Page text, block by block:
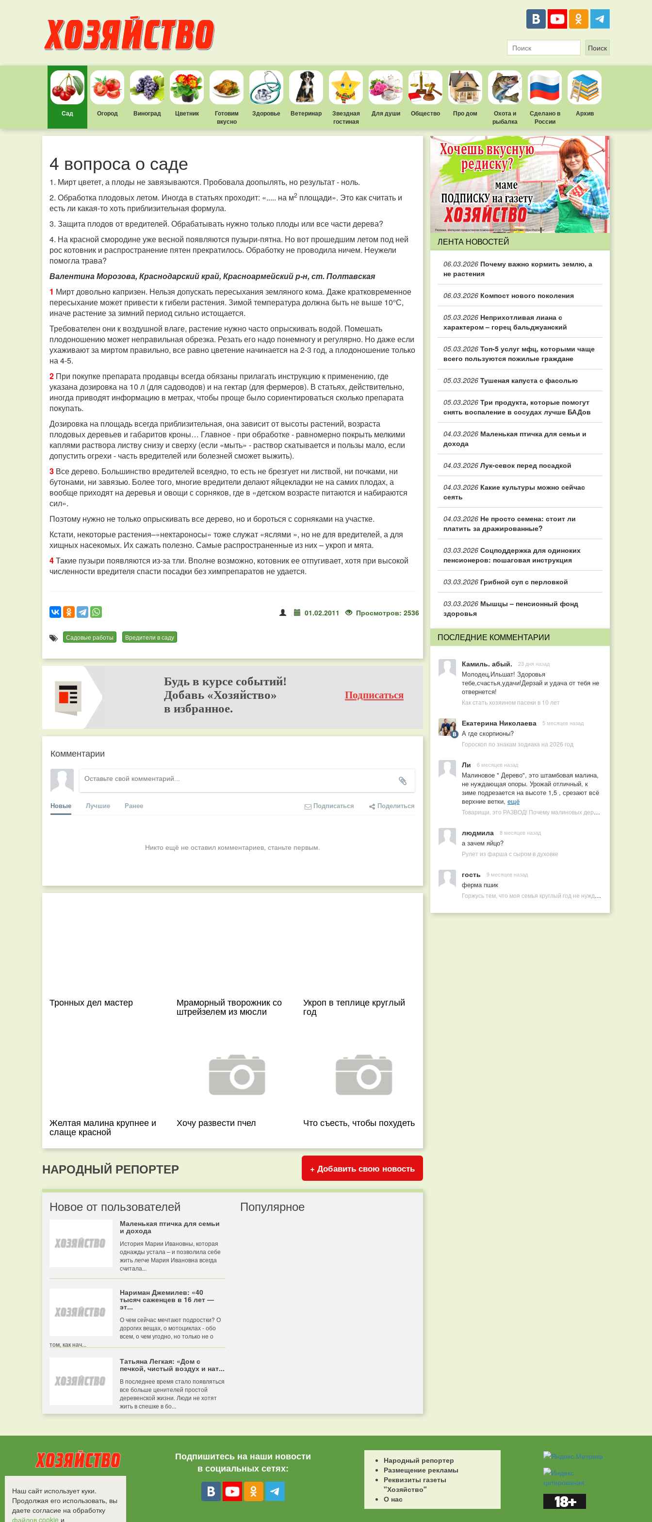
Сад Огород Виноград Цветник
Готовим
вкусно
Здоровье Ветеринар
Звездная
гостиная
Для души Общество Про дом
Охота и
рыбалка
Сделано в
России
Архив
4 вопроса о саде
1. Мирт цветет, а плоды не завязываются. Пробовала доопылять, но результат - ноль.
2. Обработка плодовых летом. Иногда в статьях проходит: «..... на м2 площади». Это как считать и
есть ли какая-то хоть приблизительная формула.
3. Защита плодов от вредителей. Обрабатывать нужно только плоды или все части дерева?
4. На красной смородине уже весной появляются пузыри-пятна. Но вот прошедшим летом под ней
рос котовник и распространение пятен прекратилось. Обработку не проводила ничем. Неужели
помогла трава?
Валентина Морозова, Краснодарский край, Красноармейский р-н, ст. Полтавская
1 Мирт довольно капризен. Нельзя допускать пересыхания земляного кома. Даже кратковременное
пересыхание может привести к гибели растения. Зимой температура должна быть не выше 10°С,
иначе растение за зимний период сильно истощается.
Требователен они к воздушной влаге, растение нужно часто опрыскивать водой. Помешать
плодоношению может неправильная обрезка. Резать его надо понемногу и регулярно. Но даже если
ухаживают за миртом правильно, все равно цветение начинается на 2-3 год, а плодоношение только
на 4-5.
2 При покупке препарата продавцы всегда обязаны прилагать инструкцию к применению, где
указана дозировка на 10 л (для садоводов) и на гектар (для фермеров). В статьях, действительно,
иногда приводят информацию в метрах, чтобы проще было сориентироваться сколько препарата
покупать.
Дозировка на площадь всегда приблизительная, она зависит от высоты растений, возраста
плодовых деревьев и габаритов кроны… Главное - при обработке - равномерно покрыть мелкими
каплями раствора листву снизу и сверху (если «мыть» - раствор скатывается и пользы мало, если
допустить огрехи - часть вредителей или болезней сможет выжить).
3 Все дерево. Большинство вредителей всеядно, то есть не брезгует ни листвой, ни почками, ни
бутонами, ни завязью. Более того, многие вредители делают яйцекладки не на самих плодах, а
вообще приходят на деревья и овощи с сорняков, где в «детском возрасте питаются и набираются
сил».
Поэтому нужно не только опрыскивать все дерево, но и бороться с сорняками на участке.
Кстати, некоторые растения–«нектароносы» тоже служат «яслями », но не для вредителей, а для
хищных насекомых. Их сажать полезно. Самые распространенные из них – укроп и мята.
4Такие пузыри появляются из-за тли. Вполне возможно, котовник ее отпугивает, хотя при высокой
численности вредителя спасти посадки без химпрепаратов не удается.
01.02.2011 Просмотров: 2536
Садовые работы Вредители в саду
Будь в курсе событий!
Добавь «Хозяйство»
в избранное.
Подписаться
Комментарии
Новые Лучшие Ранее Подписаться Поделиться
Никто ещё не оставил комментариев, станьте первым.
Тронных дел мастер Мраморный творожник со
штрейзелем из мюсли
Укроп в теплице круглый
год
Желтая малина крупнее и
слаще красной
Хочу развести пчел Что съесть, чтобы похудеть
НАРОДНЫЙ РЕПОРТЕР + Добавить свою новость
Новое от пользователей
Маленькая птичка для семьи
и дохода
История Марии Ивановны, которая
однажды устала – и позволила себе
жить легче Мария Ивановна всегда
считала...
Нариман Джемилев: «40
тысяч саженцев в 16 лет —
эт...
О чем сейчас мечтают подростки? О
дорогих вещах, о мотоциклах - обо
всем, о чем угодно, но только не о
том, как нач...
Татьяна Легкая: «Дом с
печкой, чистый воздух и нат...
В последнее время стало появляться
все больше ценителей простой
деревенской жизни. Люди не хотят
жить в спешке в бо...
Популярное
ЛЕНТА НОВОСТЕЙ
06.03.2026 Почему важно кормить землю, а
не растения
06.03.2026 Компост нового поколения
05.03.2026 Неприхотливая лиана с
характером – горец бальджуанский
05.03.2026 Топ‑5 услуг мфц, которыми чаще
всего пользуются пожилые граждане
05.03.2026 Тушеная капуста с фасолью
05.03.2026 Три продукта, которые помогут
снять воспаление в сосудах лучше БАДов
04.03.2026 Маленькая птичка для семьи и
дохода
04.03.2026 Лук-севок перед посадкой
04.03.2026 Какие культуры можно сейчас
сеять
04.03.2026 Не просто семена: стоит ли
платить за дражированные?
03.03.2026 Соцподдержка для одиноких
пенсионеров: пошаговая инструкция
03.03.2026 Грибной суп с перловкой
03.03.2026 Мышцы – пенсионный фонд
здоровья
ПОСЛЕДНИЕ КОММЕНТАРИИ
Камиль. абый. 23 дня назад
Молодец,Ильшат! Здоровья
тебе,счастья,удачи!Дерзай и удача от тебя не
отвернется!
Как стать хозяином пасеки в 10 лет
Екатерина Николаева 5 месяцев назад
А где скорпионы?
Гороскоп по знакам зодиака на 2026 год
Ли 6 месяцев назад
Малиновое " Дерево", это штамбовая малина,
не нуждающая опоры. Урожай отличный, к
зиме подрезается на высоте 1,5 , срезают всё
верхние ветки, ещё
Товарищи, это РАЗВОД! Почему малиновых деревьев не бывает, или Как ушлые продавцы наживаются на мечтах садоводов
людмила 8 месяцев назад
а зачем яйцо?
Рулет из фарша с сыром в духовке
гость 9 месяцев назад
ферма пшик
Горжусь тем, что моя семья круглый год не нуждается в покупных витаминах
Все права защищены.
©2008-2017 - "Хозяйство"
Подпишитесь на наши новости
в социальных сетях:
Народный репортер
Размещение рекламы
Реквизиты газеты
"Хозяйство"
О нас
Наш сайт использует куки.
Продолжая его использовать, вы
даете согласие на обработку
файлов cookie и